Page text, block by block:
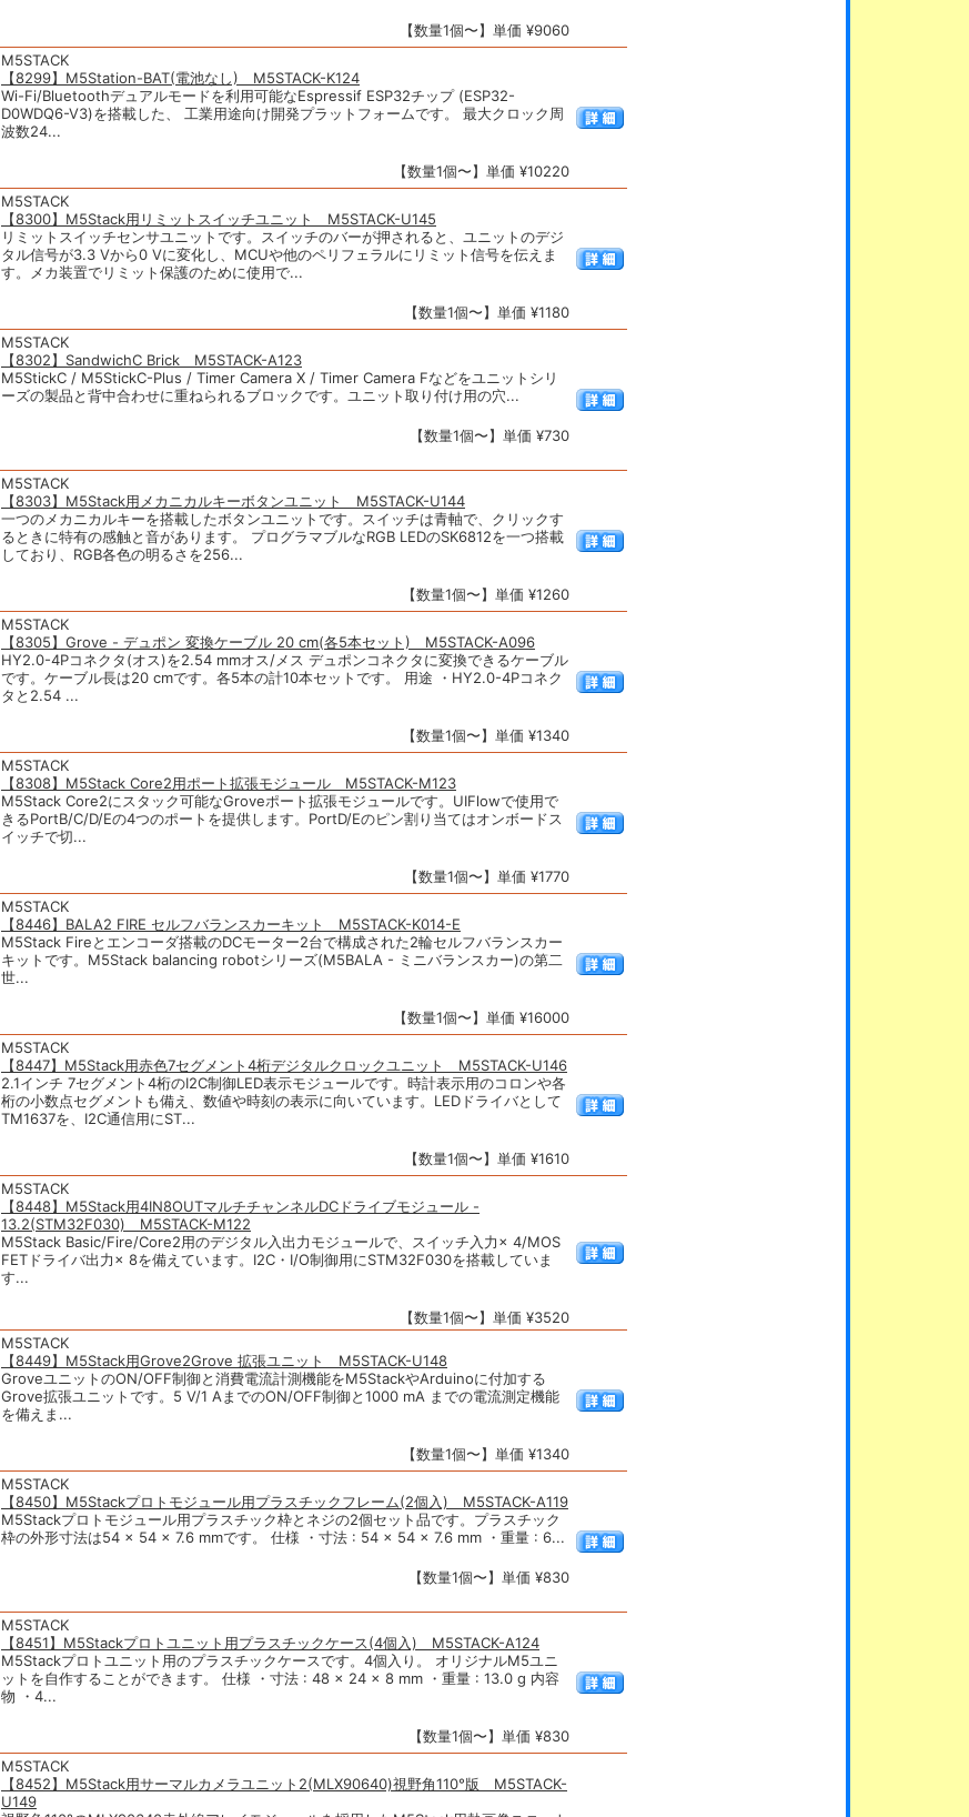
【数量1個〜】単価 ¥9060
M5STACK
【8299】M5Station-BAT(電池なし) M5STACK-K124
Wi-Fi/Bluetoothデュアルモードを利用可能なEspressif ESP32チップ (ESP32-
D0WDQ6-V3)を搭載した、 工業用途向け開発プラットフォームです。 最大クロック周
波数24...
【数量1個〜】単価 ¥10220
M5STACK
【8300】M5Stack用リミットスイッチユニット M5STACK-U145
リミットスイッチセンサユニットです。スイッチのバーが押されると、ユニットのデジ
タル信号が3.3 Vから0 Vに変化し、MCUや他のペリフェラルにリミット信号を伝えま
す。メカ装置でリミット保護のために使用で...
【数量1個〜】単価 ¥1180
M5STACK
【8302】SandwichC Brick M5STACK-A123
M5StickC / M5StickC-Plus / Timer Camera X / Timer Camera Fなどをユニットシリ
ーズの製品と背中合わせに重ねられるブロックです。ユニット取り付け用の穴...
【数量1個〜】単価 ¥730
M5STACK
【8303】M5Stack用メカニカルキーボタンユニット M5STACK-U144
一つのメカニカルキーを搭載したボタンユニットです。スイッチは青軸で、クリックす
るときに特有の感触と音があります。 プログラマブルなRGB LEDのSK6812を一つ搭載
しており、RGB各色の明るさを256...
【数量1個〜】単価 ¥1260
M5STACK
【8305】Grove - デュポン 変換ケーブル 20 cm(各5本セット) M5STACK-A096
HY2.0-4Pコネクタ(オス)を2.54 mmオス/メス デュポンコネクタに変換できるケーブル
です。ケーブル長は20 cmです。各5本の計10本セットです。 用途 ・HY2.0-4Pコネク
タと2.54 ...
【数量1個〜】単価 ¥1340
M5STACK
【8308】M5Stack Core2用ポート拡張モジュール M5STACK-M123
M5Stack Core2にスタック可能なGroveポート拡張モジュールです。UIFlowで使用で
きるPortB/C/D/Eの4つのポートを提供します。PortD/Eのピン割り当てはオンボードス
イッチで切...
【数量1個〜】単価 ¥1770
M5STACK
【8446】BALA2 FIRE セルフバランスカーキット M5STACK-K014-E
M5Stack Fireとエンコーダ搭載のDCモーター2台で構成された2輪セルフバランスカー
キットです。M5Stack balancing robotシリーズ(M5BALA - ミニバランスカー)の第二
世...
【数量1個〜】単価 ¥16000
M5STACK
【8447】M5Stack用赤色7セグメント4桁デジタルクロックユニット M5STACK-U146
2.1インチ 7セグメント4桁のI2C制御LED表示モジュールです。時計表示用のコロンや各
桁の小数点セグメントも備え、数値や時刻の表示に向いています。LEDドライバとして
TM1637を、I2C通信用にST...
【数量1個〜】単価 ¥1610
M5STACK
【8448】M5Stack用4IN8OUTマルチチャンネルDCドライブモジュール -
13.2(STM32F030) M5STACK-M122
M5Stack Basic/Fire/Core2用のデジタル入出力モジュールで、スイッチ入力× 4/MOS
FETドライバ出力× 8を備えています。I2C・I/O制御用にSTM32F030を搭載していま
す...
【数量1個〜】単価 ¥3520
M5STACK
【8449】M5Stack用Grove2Grove 拡張ユニット M5STACK-U148
GroveユニットのON/OFF制御と消費電流計測機能をM5StackやArduinoに付加する
Grove拡張ユニットです。5 V/1 AまでのON/OFF制御と1000 mA までの電流測定機能
を備えま...
【数量1個〜】単価 ¥1340
M5STACK
【8450】M5Stackプロトモジュール用プラスチックフレーム(2個入) M5STACK-A119
M5Stackプロトモジュール用プラスチック枠とネジの2個セット品です。プラスチック
枠の外形寸法は54 × 54 × 7.6 mmです。 仕様 ・寸法 : 54 × 54 × 7.6 mm ・重量 : 6...
【数量1個〜】単価 ¥830
M5STACK
【8451】M5Stackプロトユニット用プラスチックケース(4個入) M5STACK-A124
M5Stackプロトユニット用のプラスチックケースです。4個入り。 オリジナルM5ユニ
ットを自作することができます。 仕様 ・寸法 : 48 × 24 × 8 mm ・重量 : 13.0 g 内容
物 ・4...
【数量1個〜】単価 ¥830
M5STACK
【8452】M5Stack用サーマルカメラユニット2(MLX90640)視野角110°版 M5STACK-
U149